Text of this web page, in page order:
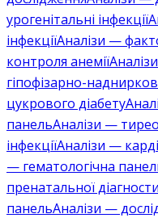
урогенітальні інфекції
інфекціїАналізи —
контроля анемії
гіпофізарно-
цукрового діабету
панельАналізи —
інфекціїАналізи —
— гематологічна
пренатальної
панельАналізи —